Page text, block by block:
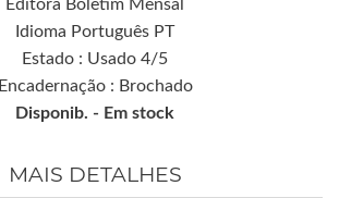
Editora Boletim Mensal
Idioma Português PT
Estado : Usado 4/5
Encadernação : Brochado
Disponib. - Em stock
MAIS DETALHES